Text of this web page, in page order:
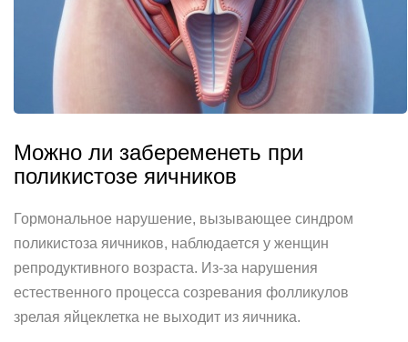
Можно ли забеременеть при
поликистозе яичников
Гормональное нарушение, вызывающее синдром
поликистоза яичников, наблюдается у женщин
репродуктивного возраста. Из-за нарушения
естественного процесса созревания фолликулов
зрелая яйцеклетка не выходит из яичника.